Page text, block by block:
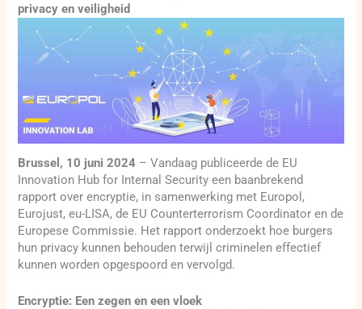
privacy en veiligheid
Brussel, 10 juni 2024 – Vandaag publiceerde de EU
Innovation Hub for Internal Security een baanbrekend
rapport over encryptie, in samenwerking met Europol,
Eurojust, eu-LISA, de EU Counterterrorism Coordinator en de
Europese Commissie. Het rapport onderzoekt hoe burgers
hun privacy kunnen behouden terwijl criminelen effectief
kunnen worden opgespoord en vervolgd.
Encryptie: Een zegen en een vloek